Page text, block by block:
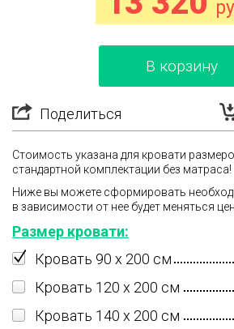
В корзину
Поделиться
Стоимость указана для кровати
стандартной комплектации без матраса!
Ниже вы можете сформировать
в зависимости от нее будет меняться
Размер кровати:
Кровать 90 x 200 см
Кровать 120 x 200 см
Кровать 140 x 200 см